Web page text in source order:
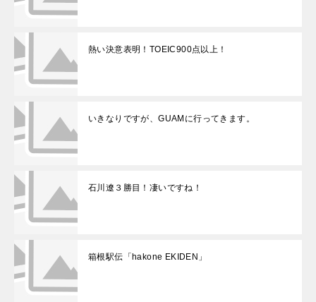
熱い決意表明！TOEIC900点以上！
いきなりですが、GUAMに行ってきます。
石川遼３勝目！凄いですね！
箱根駅伝「hakone EKIDEN」